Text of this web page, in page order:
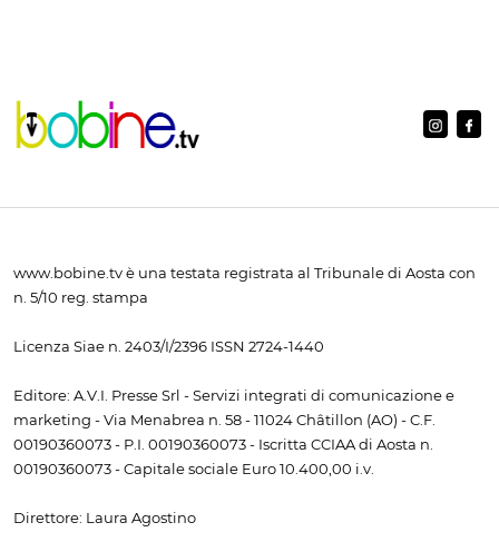
www.bobine.tv è una testata registrata al Tribunale di Aosta con
n. 5/10 reg. stampa
Licenza Siae n. 2403/I/2396 ISSN 2724-1440
Editore: A.V.I. Presse Srl - Servizi integrati di comunicazione e
marketing - Via Menabrea n. 58 - 11024 Châtillon (AO) - C.F.
00190360073 - P.I. 00190360073 - Iscritta CCIAA di Aosta n.
00190360073 - Capitale sociale Euro 10.400,00 i.v.
Direttore: Laura Agostino